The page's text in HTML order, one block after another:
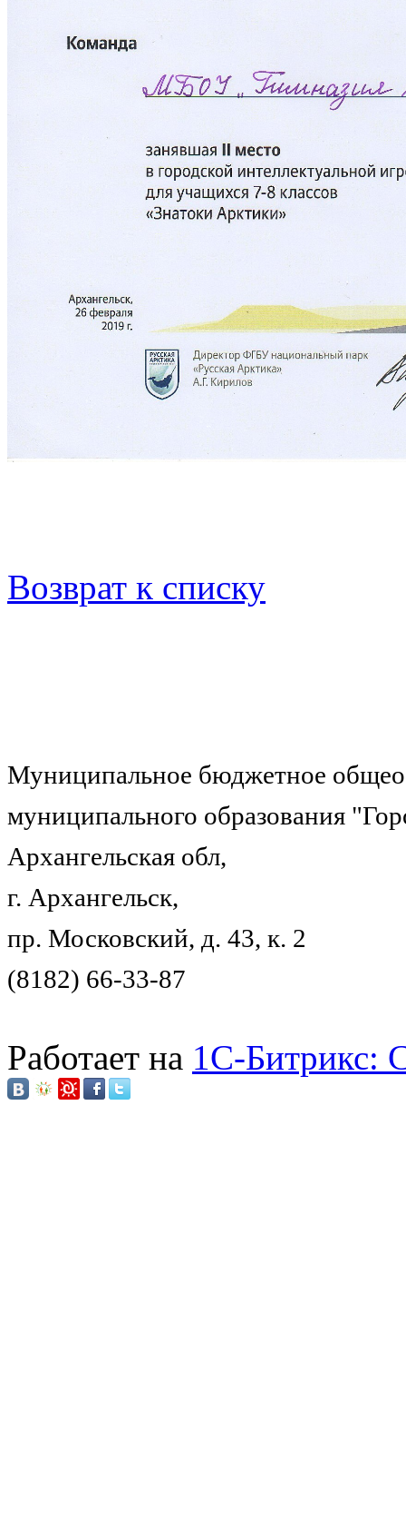
Возврат к списку
Муниципальное бюджетное
муниципального образования
Архангельская обл,
г. Архангельск,
пр. Московский, д. 43, к. 2
(8182) 66-33-87
Работает на 1C-Битрикс: